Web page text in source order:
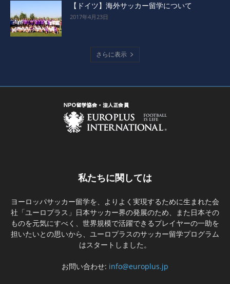
【ドイツ】海外サッカー留学について
2017年4月23日
さらに表示
私たちに関しては
ヨーロッパサッカー留学を、よりよく実現するために生まれた会
社「ユーロプラス」日本サッカー界の発展のため、また日本その
ものを元気にすべく、世界規模で活躍できるプレイヤーの一助を
担いたいとの思いから、ユーロプラスのサッカー留学プログラム
はスタートしました。
お問い合わせ: info@europlus.jp